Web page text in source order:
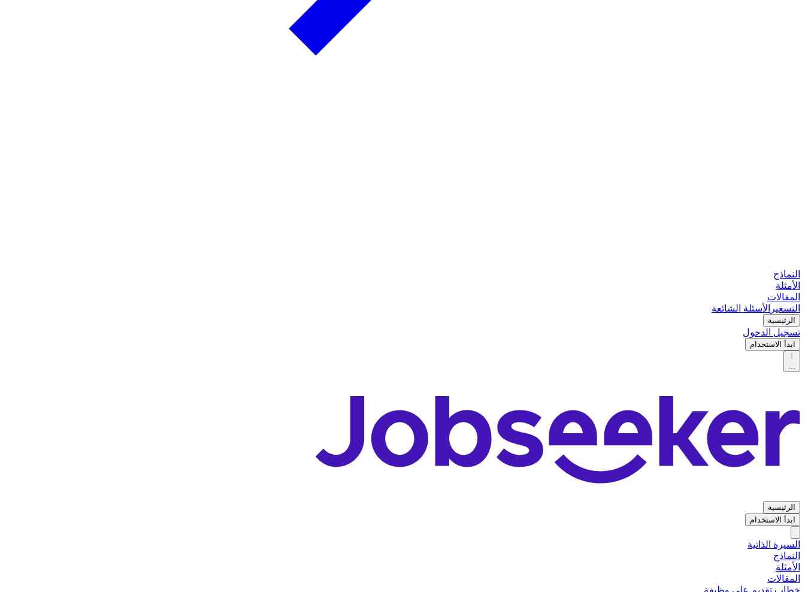
النماذج
الأمثلة
المقالات
التسعير الأسئلة الشائعة
الرئيسية
تسجيل الدخول
ابدأ الاستخدام
...
الرئيسية
ابدأ الاستخدام
السيرة الذاتية
النماذج
الأمثلة
المقالات
خطاب تقديم على وظيفة